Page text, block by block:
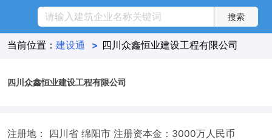
当前位置： 建设通 > 四川众鑫恒业建设工程有限公司
四川众鑫恒业建设工程有限公司
注册地： 四川省 绵阳市 注册资本金：3000万人民币